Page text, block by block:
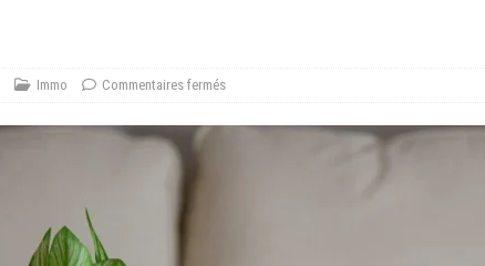
Immo Commentaires fermés